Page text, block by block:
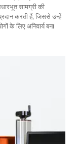
सामग्री की
करती हैं, जिससे उन्हें
के लिए अनिवार्य बना